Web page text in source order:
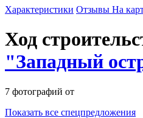
Характеристики Отзывы На
Ход
"Западный
7 фотографий от
Показать все спецпредложения